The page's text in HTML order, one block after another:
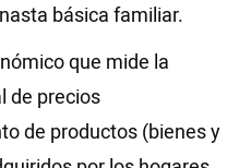
básica familiar.
que mide la
de precios
de productos (bienes y